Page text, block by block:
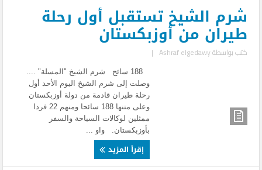
شرم الشيخ تستقبل أول رحلة
طيران من أوزبكستان
كتب بواسطةAshraf elgedawy
|
188 سائح شرم الشيخ "المسلة" ....
وصلت إلى شرم الشيخ اليوم الأحد أول
رحلة طيران قادمة من دولة أوزبكستان
وعلى متنها 188 سائحا ومنهم 22 فردا
ممثلين لوكالات السياحة والسفر
بأوزبكستان. واو ...
إقرأ المزيد